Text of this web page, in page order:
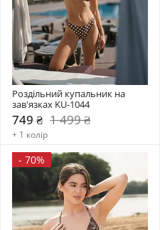
Роздільний купальник на
зав'язках KU-1044
749 ₴ 1 499 ₴
+ 1 колір
- 70%